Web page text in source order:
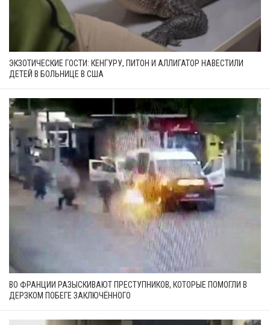
ЭКЗОТИЧЕСКИЕ ГОСТИ: КЕНГУРУ, ПИТОН И АЛЛИГАТОР НАВЕСТИЛИ
ДЕТЕЙ В БОЛЬНИЦЕ В США
ВО ФРАНЦИИ РАЗЫСКИВАЮТ ПРЕСТУПНИКОВ, КОТОРЫЕ ПОМОГЛИ В
ДЕРЗКОМ ПОБЕГЕ ЗАКЛЮЧЁННОГО